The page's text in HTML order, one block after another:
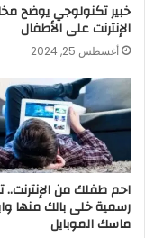
خبير تكنولوجي يوضح
الإنترنت على الأطفال
أغسطس 25, 2024
احم طفلك من الإنترنت..
رسمية خلى بالك منها
ماسك الموبايل